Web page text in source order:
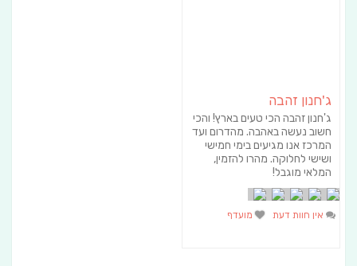
ג'חנון זהבה
ג'חנון זהבה הכי טעים בארץ! והכי
חשוב נעשה באהבה. מהדרום ועד
המרכז אנו מגיעים בימי חמישי
ושישי לחלוקה. מהרו להזמין,
המלאי מוגבל!
אין חוות דעת מועדף